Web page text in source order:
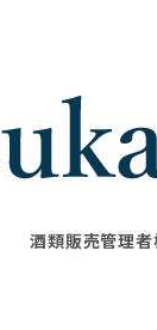
酒類販売管理者